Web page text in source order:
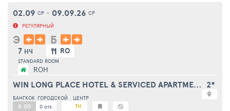
02.09 СР - 09.09.26 СР
РЕГУЛЯРНЫЙ
Э Б
7 НЧ RO
STANDARD ROOM
ROH
WIN LONG PLACE HOTEL & SERVICED APARTMENT 2*
БАНГКОК ГОРОДСКОЙ ЦЕНТР
0.00 0 отз. TH